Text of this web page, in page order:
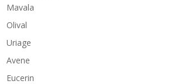
Mavala
Olival
Uriage
Avene
Eucerin